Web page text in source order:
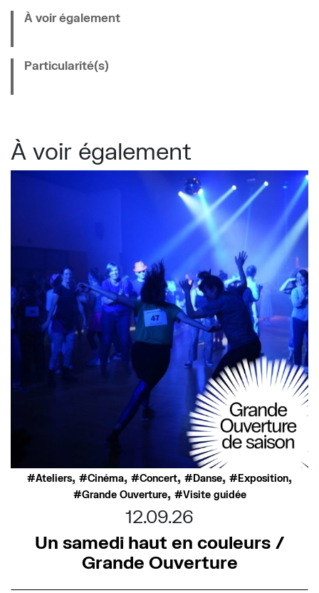
À voir également
Particularité(s)
À voir également
Ateliers, Cinéma, Concert, Danse, Exposition,
Grande Ouverture, Visite guidée
12.09.26
Un samedi haut en couleurs /
Grande Ouverture